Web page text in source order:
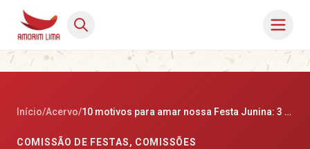
Início/Acervo/ 10 motivos para amar nossa Festa Junina: 3 – frango voador
COMISSÃO DE FESTAS, COMISSÕES